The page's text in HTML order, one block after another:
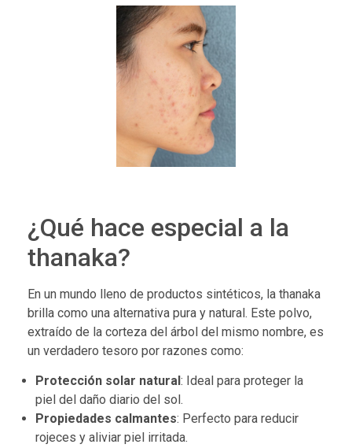
¿Qué hace especial a la
thanaka?
En un mundo lleno de productos sintéticos, la thanaka
brilla como una alternativa pura y natural. Este polvo,
extraído de la corteza del árbol del mismo nombre, es
un verdadero tesoro por razones como:
Protección solar natural : Ideal para proteger la
piel del daño diario del sol.
Propiedades calmantes: Perfecto para reducir
rojeces y aliviar piel irritada.